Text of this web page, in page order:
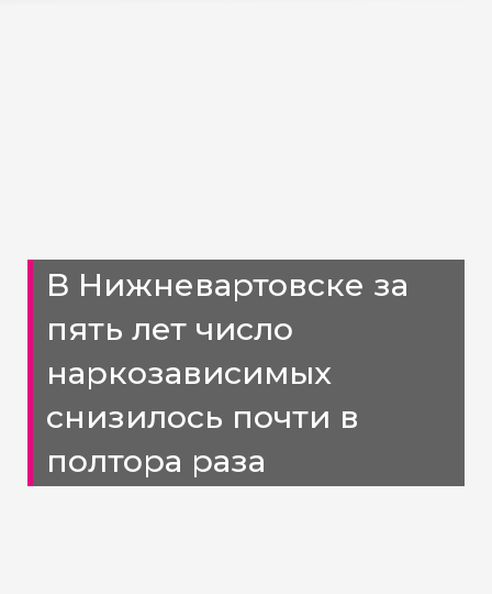
В Нижневартовске за
пять лет число
наркозависимых
снизилось почти в
полтора раза